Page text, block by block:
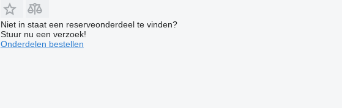
Niet in staat een reserveonderdeel te vinden?
Stuur nu een verzoek!
Onderdelen bestellen